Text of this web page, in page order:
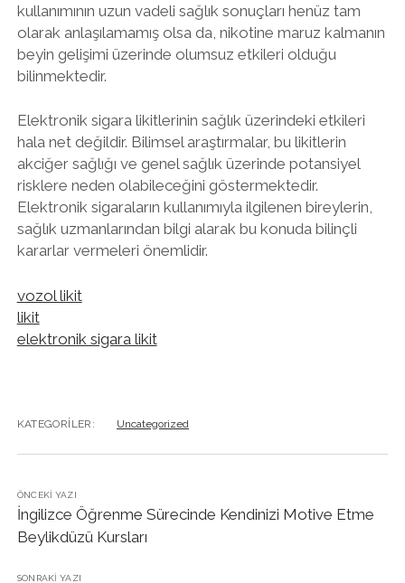
kullanımının uzun vadeli sağlık sonuçları henüz tam
olarak anlaşılamamış olsa da, nikotine maruz kalmanın
beyin gelişimi üzerinde olumsuz etkileri olduğu
bilinmektedir.
Elektronik sigara likitlerinin sağlık üzerindeki etkileri
hala net değildir. Bilimsel araştırmalar, bu likitlerin
akciğer sağlığı ve genel sağlık üzerinde potansiyel
risklere neden olabileceğini göstermektedir.
Elektronik sigaraların kullanımıyla ilgilenen bireylerin,
sağlık uzmanlarından bilgi alarak bu konuda bilinçli
kararlar vermeleri önemlidir.
vozol likit
likit
elektronik sigara likit
KATEGORILER: Uncategorized
ÖNCEKI YAZI
İngilizce Öğrenme Sürecinde Kendinizi Motive Etme
Beylikdüzü Kursları
SONRAKI YAZI